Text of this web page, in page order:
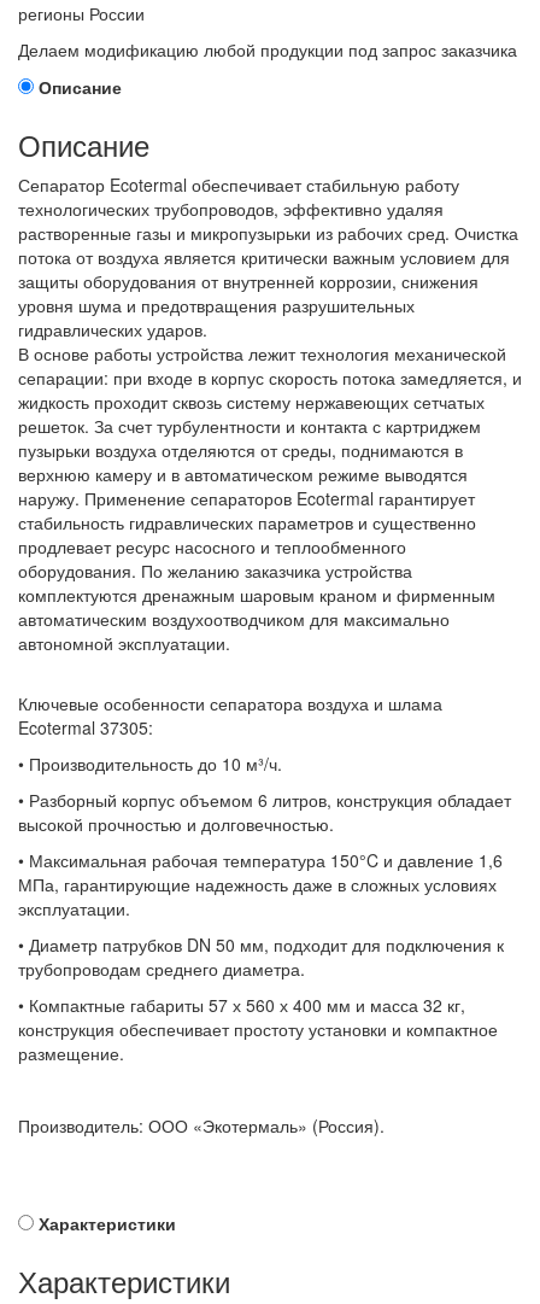
регионы России
Делаем модификацию любой продукции под запрос заказчика
Описание
Описание
Сепаратор Ecotermal обеспечивает стабильную работу
технологических трубопроводов, эффективно удаляя
растворенные газы и микропузырьки из рабочих сред. Очистка
потока от воздуха является критически важным условием для
защиты оборудования от внутренней коррозии, снижения
уровня шума и предотвращения разрушительных
гидравлических ударов.
В основе работы устройства лежит технология механической
сепарации: при входе в корпус скорость потока замедляется, и
жидкость проходит сквозь систему нержавеющих сетчатых
решеток. За счет турбулентности и контакта с картриджем
пузырьки воздуха отделяются от среды, поднимаются в
верхнюю камеру и в автоматическом режиме выводятся
наружу. Применение сепараторов Ecotermal гарантирует
стабильность гидравлических параметров и существенно
продлевает ресурс насосного и теплообменного
оборудования. По желанию заказчика устройства
комплектуются дренажным шаровым краном и фирменным
автоматическим воздухоотводчиком для максимально
автономной эксплуатации.
Ключевые особенности сепаратора воздуха и шлама
Ecotermal 37305:
• Производительность до 10 м³/ч.
• Разборный корпус объемом 6 литров, конструкция обладает
высокой прочностью и долговечностью.
• Максимальная рабочая температура 150°C и давление 1,6
МПа, гарантирующие надежность даже в сложных условиях
эксплуатации.
• Диаметр патрубков DN 50 мм, подходит для подключения к
трубопроводам среднего диаметра.
• Компактные габариты 57 х 560 х 400 мм и масса 32 кг,
конструкция обеспечивает простоту установки и компактное
размещение.
Производитель: ООО «Экотермаль» (Россия).
Характеристики
Характеристики